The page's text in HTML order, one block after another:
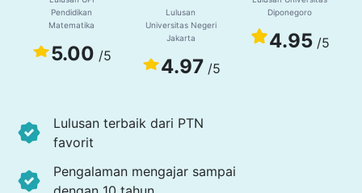
Pendidikan
Matematika
5.00 /5
Lulusan
Universitas Negeri
Jakarta
4.97 /5
Diponegoro
4.95 /5
Lulusan terbaik dari PTN
favorit
Pengalaman mengajar sampai